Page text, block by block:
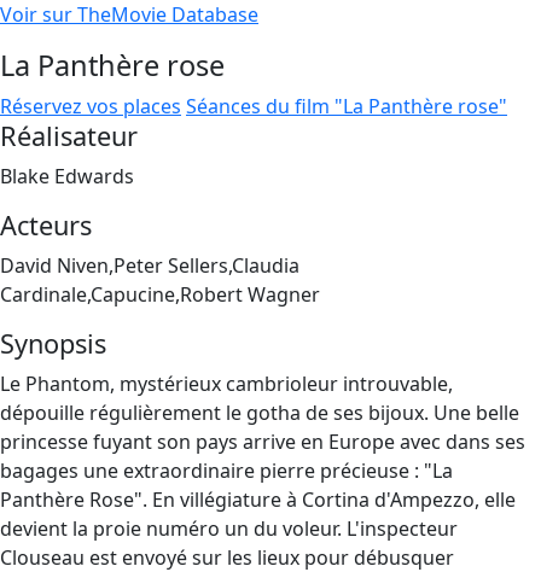
Voir sur TheMovie Database
La Panthère rose
Réservez vos places Séances du film "La Panthère rose"
Réalisateur
Blake Edwards
Acteurs
David Niven,Peter Sellers,Claudia
Cardinale,Capucine,Robert Wagner
Synopsis
Le Phantom, mystérieux cambrioleur introuvable,
dépouille régulièrement le gotha de ses bijoux. Une belle
princesse fuyant son pays arrive en Europe avec dans ses
bagages une extraordinaire pierre précieuse : "La
Panthère Rose". En villégiature à Cortina d'Ampezzo, elle
devient la proie numéro un du voleur. L'inspecteur
Clouseau est envoyé sur les lieux pour débusquer